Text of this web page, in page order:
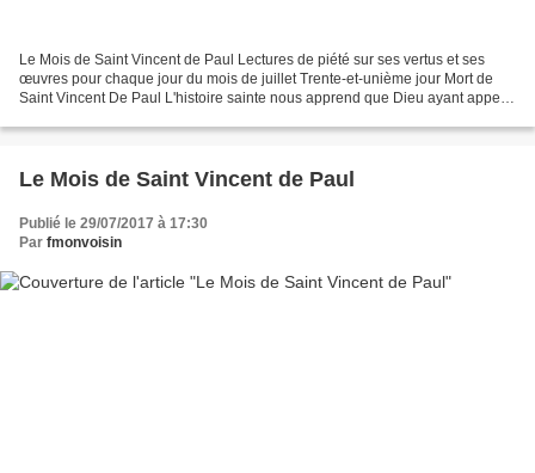
Le Mois de Saint Vincent de Paul Lectures de piété sur ses vertus et ses
œuvres pour chaque jour du mois de juillet Trente-et-unième jour Mort de
Saint Vincent De Paul L'histoire sainte nous apprend que Dieu ayant appelé
Le Mois de Saint Vincent de Paul
Publié le 29/07/2017 à 17:30
Par fmonvoisin